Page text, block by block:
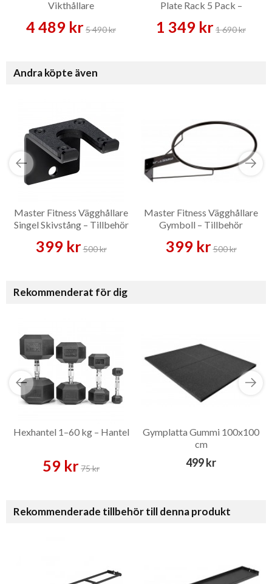
Vikthållare
4 489 kr5 490 kr
Plate Rack 5 Pack –
1 349 kr1 690 kr
Andra köpte även
Master Fitness Vägghållare
Singel Skivstång – Tillbehör
399 kr500 kr
Master Fitness Vägghållare
Gymboll – Tillbehör
399 kr500 kr
Rekommenderat för dig
Hexhantel 1–60 kg – Hantel
59 kr75 kr
Gymplatta Gummi 100x100
cm
499 kr
Rekommenderade tillbehör till denna produkt